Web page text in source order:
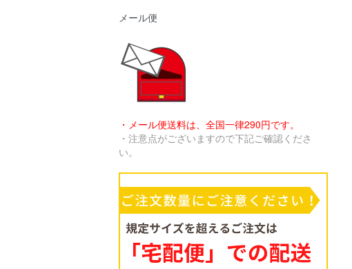
メール便
・メール便送料は、全国一律290円です。
・注意点がございますので下記ご確認くださ
い。